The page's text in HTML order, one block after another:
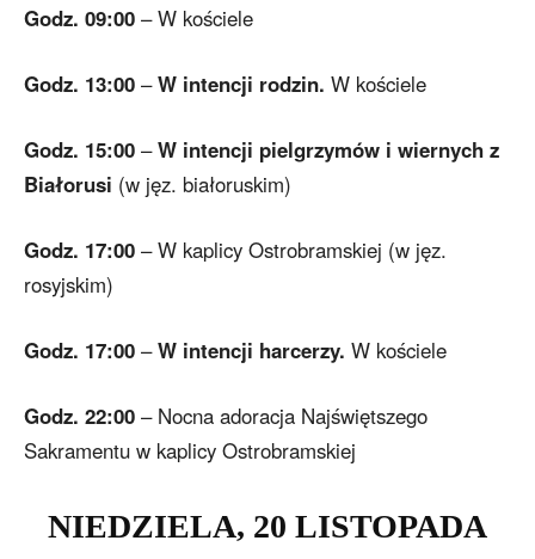
Godz. 09:00 – W kościele
Godz. 13:00 –W intencji rodzin. W kościele
Godz. 15:00 –W intencji pielgrzymów i wiernych z
Białorusi (w jęz. białoruskim)
Godz. 17:00 – W kaplicy Ostrobramskiej (w jęz.
rosyjskim)
Godz. 17:00 –W intencji harcerzy. W kościele
Godz. 22:00 – Nocna adoracja Najświętszego
Sakramentu w kaplicy Ostrobramskiej
NIEDZIELA, 20 LISTOPADA